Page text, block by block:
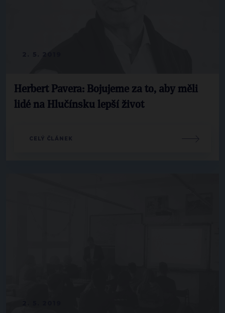
Herbert Pavera: Bojujeme za to, aby měli
lidé na Hlučínsku lepší život
CELÝ ČLÁNEK